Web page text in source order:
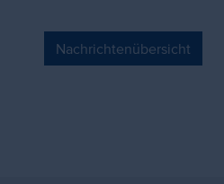
Nachrichtenübersicht